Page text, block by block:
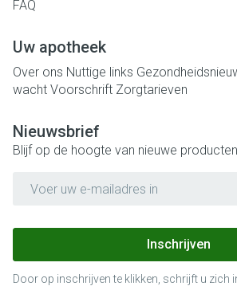
FAQ
Uw apotheek
Over ons Nuttige links
wacht Voorschrift Zorgtarieven
Nieuwsbrief
Blijf op de hoogte van nieuwe
Inschrijven
Door op inschrijven te klikken, schrijft u zich